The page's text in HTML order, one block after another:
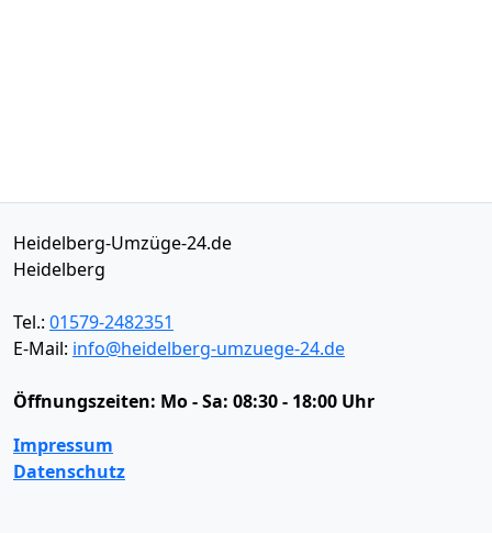
Heidelberg-Umzüge-24.de
Heidelberg
Tel.: 01579-2482351
E-Mail: info@heidelberg-umzuege-24.de
Öffnungszeiten: Mo - Sa: 08:30 - 18:00 Uhr
Impressum
Datenschutz